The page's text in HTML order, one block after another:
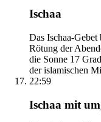
Ischaa
Das Ischaa-
Rötung der
die Sonne 17
der islamischen
22:59
Ischaa mit